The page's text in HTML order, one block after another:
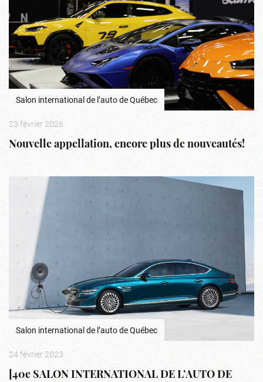
Salon international de l’auto de Québec
23 février 2026
Nouvelle appellation, encore plus de nouveautés!
Salon international de l’auto de Québec
24 février 2023
[40e SALON INTERNATIONAL DE L’AUTO DE